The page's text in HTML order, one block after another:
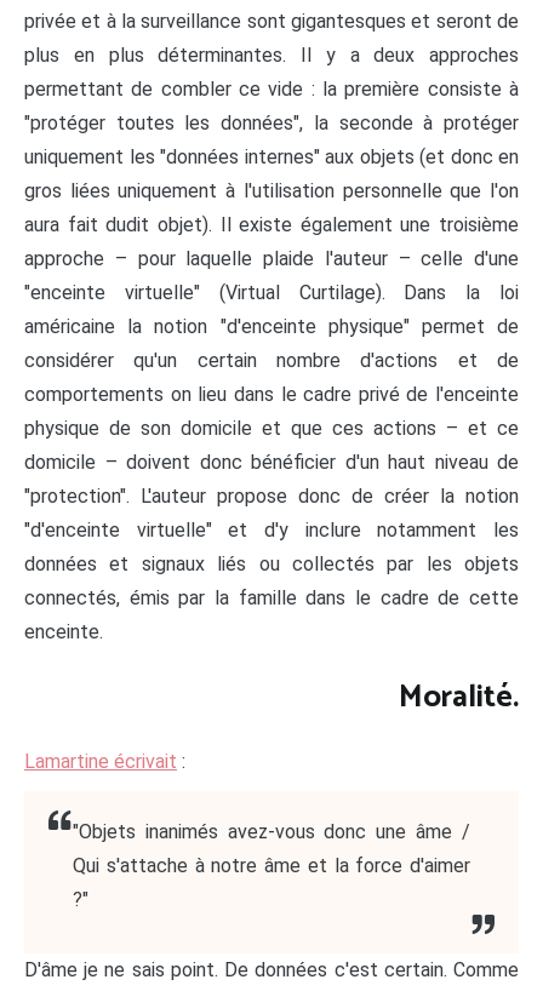
privée et à la surveillance sont gigantesques et seront de
plus en plus déterminantes. Il y a deux approches
permettant de combler ce vide : la première consiste à
"protéger toutes les données", la seconde à protéger
uniquement les "données internes" aux objets (et donc en
gros liées uniquement à l'utilisation personnelle que l'on
aura fait dudit objet). Il existe également une troisième
approche – pour laquelle plaide l'auteur – celle d'une
"enceinte virtuelle" (Virtual Curtilage). Dans la loi
américaine la notion "d'enceinte physique" permet de
considérer qu'un certain nombre d'actions et de
comportements on lieu dans le cadre privé de l'enceinte
physique de son domicile et que ces actions – et ce
domicile – doivent donc bénéficier d'un haut niveau de
"protection". L'auteur propose donc de créer la notion
"d'enceinte virtuelle" et d'y inclure notamment les
données et signaux liés ou collectés par les objets
connectés, émis par la famille dans le cadre de cette
enceinte.
Moralité.
Lamartine écrivait :
"Objets inanimés avez-vous donc une âme /
Qui s'attache à notre âme et la force d'aimer
?"
D'âme je ne sais point. De données c'est certain. Comme